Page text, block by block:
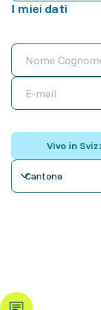
I miei dati
Vivo in
Cantone